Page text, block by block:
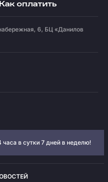
Как оплатить
6, БЦ «Данилов
в сутки 7 дней в неделю!